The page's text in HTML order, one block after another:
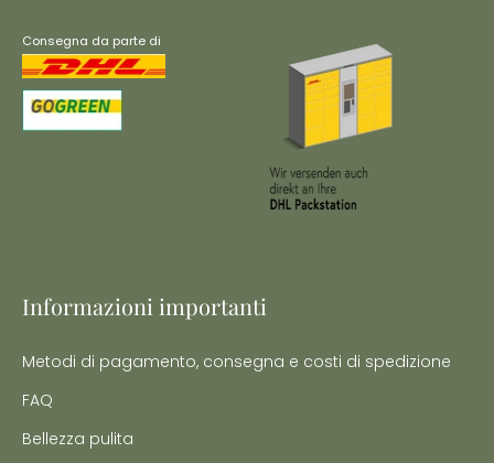
Informazioni importanti
Metodi di pagamento, consegna e costi di spedizione
FAQ
Bellezza pulita
Consegna da parte di